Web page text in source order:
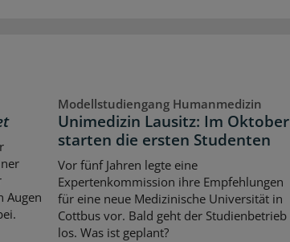
Augen
Modellstudiengang Humanmedizin
Unimedizin Lausitz: Im Oktober
starten die ersten Studenten
Vor fünf Jahren legte eine
Expertenkommission ihre Empfehlungen
für eine neue Medizinische Universität in
Cottbus vor. Bald geht der Studienbetrieb
los. Was ist geplant?